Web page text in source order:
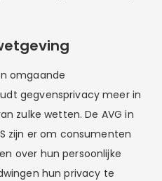
omgaande
gegvensprivacy meer in
zulke wetten. De AVG in
zijn er om consumenten
over hun persoonlijke
hun privacy te